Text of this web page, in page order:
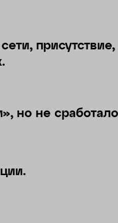
присутствие,
но не